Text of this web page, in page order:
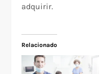
adquirir.
Relacionado